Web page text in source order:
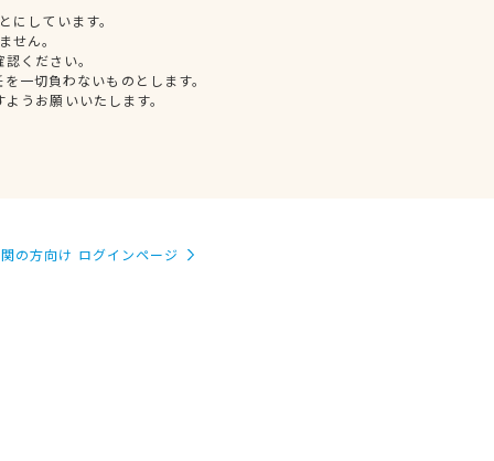
しています。
せん。
ください。
一切負わないものとします。
うお願いいたします。
の方向け ログインページ